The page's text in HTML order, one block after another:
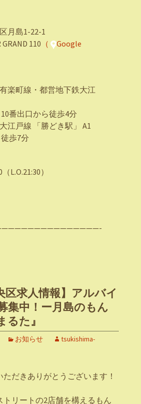
月島1-22-1
110 （
Google
楽町線・都営地下鉄大江
10番出口から徒歩4分
江戸線 「勝どき駅」 A1
歩7分
L.O.21:30）
区求人情報】アルバイ
集中！ー月島のもん
るた』
お知らせ
tsukishima-
だきありがとうございます！
トリートの2店舗を構えるもん